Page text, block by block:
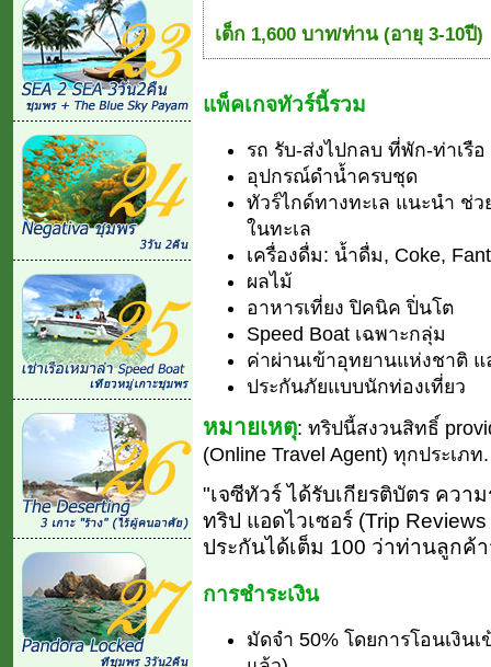
เด็ก 1,600 บาท/ท่าน (อายุ 3-10ปี)
แพ็คเกจทัวร์นี้รวม
รถ รับ-ส่งไปกลบ ที่พัก-ท่าเรือ
อุปกรณ์ดำน้ำครบชุด
ทัวร์ไกด์ทางทะเล แนะนำ ช่
ในทะเล
เครื่องดื่ม: น้ำดื่ม, Coke,
ผลไม้
อาหารเที่ยง ปิคนิค ปิ่นโต
Speed Boat เฉพาะกลุ่ม
ค่าผ่านเข้าอุทยานแห่งชาติ
ประกันภัยแบบนักท่องเที่ยว
หมายเหตุ: ทริปนี้สงวนสิทธิ์
(Online Travel Agent) ทุกประเภท.
"เจซีทัวร์ ได้รับเกียรติบัตร ควา
ทริป แอดไวเซอร์ (Trip
ประกันได้เต็ม 100 ว่าท่านลูกค้
การชำระเงิน
มัดจำ 50% โดยการโอนเงิน